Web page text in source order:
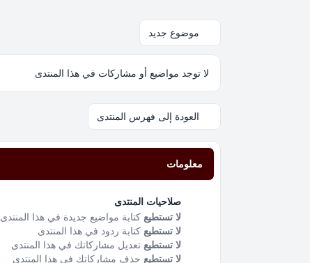
موضوع جديد
لا توجد مواضيع أو مشاركات في هذا المنتدى
العودة إلى فهرس المنتدى
معلومات
صلاحيات المنتدى
لا تستطيع كتابة مواضيع جديدة في هذا المنتدى
لا تستطيع كتابة ردود في هذا المنتدى
لا تستطيع تعديل مشاركاتك في هذا المنتدى
لا تستطيع حذف مشاركاتك في هذا المنتدى